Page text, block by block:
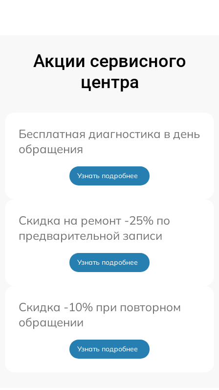
Акции сервисного
центра
Бесплатная диагностика в день
обращения
Узнать подробнее
Скидка на ремонт -25% по
предварительной записи
Узнать подробнее
Скидка -10% при повторном
обращении
Узнать подробнее